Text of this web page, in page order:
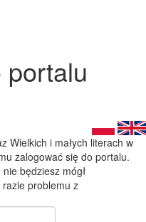
portalu
Wielkich i małych literach w
zalogować się do portalu.
będziesz mógł
razie problemu z